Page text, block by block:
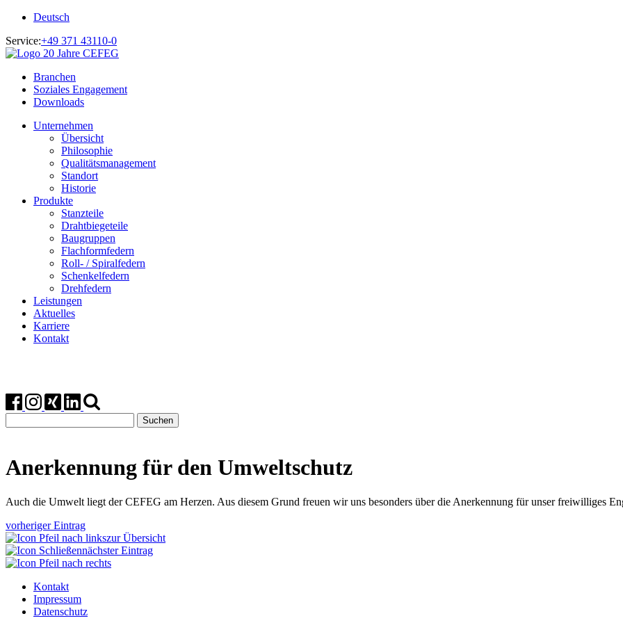
Deutsch
Service:+49 371 43110-0
Branchen
Soziales Engagement
Downloads
Unternehmen
Übersicht
Philosophie
Qualitätsmanagement
Standort
Historie
Produkte
Stanzteile
Drahtbiegeteile
Baugruppen
Flachformfedern
Roll- / Spiralfedern
Schenkelfedern
Drehfedern
Leistungen
Aktuelles
Karriere
Kontakt
nach:
Anerkennung für den Umweltschutz
Auch die Umwelt liegt der CEFEG am Herzen. Aus diesem Grund freuen wir uns besonders über die Anerkennung für unser freiwilliges
vorheriger Eintrag
zur Übersicht
nächster Eintrag
Kontakt
Impressum
Datenschutz